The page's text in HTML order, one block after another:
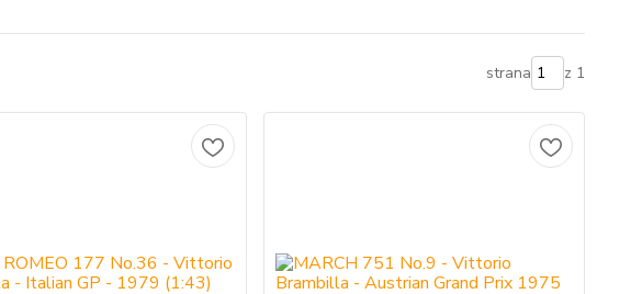
strana z 1